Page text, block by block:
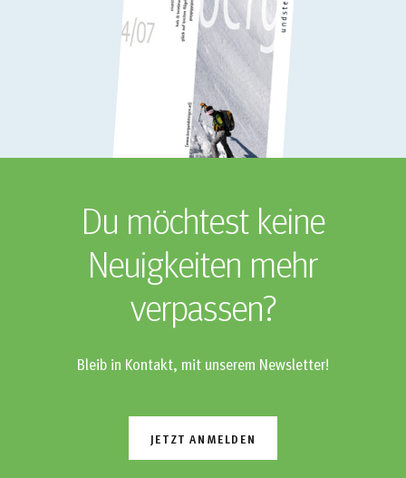
Du möchtest keine
Neuigkeiten mehr
verpassen?
Bleib in Kontakt, mit unserem Newsletter!
JETZT ANMELDEN